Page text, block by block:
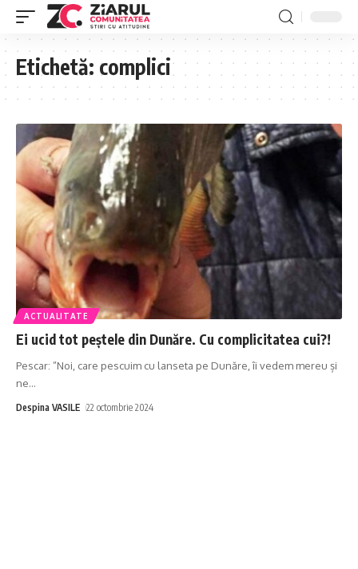
Etichetă: complici
ACTUALITATE
Ei ucid tot peștele din Dunăre. Cu complicitatea cui?!
Pescar: ”Noi, care pescuim cu lanseta pe Dunăre, îi vedem mereu și
ne…
Despina VASILE 22 octombrie 2024